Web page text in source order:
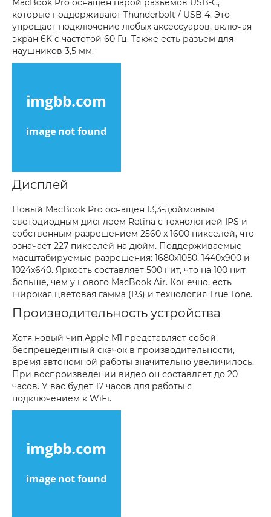
MacBook Pro оснащен парой разъемов USB-C,
которые поддерживают Thunderbolt / USB 4. Это
упрощает подключение любых аксессуаров, включая
экран 6K с частотой 60 Гц. Также есть разъем для
наушников 3,5 мм.
Дисплей
Новый MacBook Pro оснащен 13,3-дюймовым
светодиодным дисплеем Retina с технологией IPS и
собственным разрешением 2560 x 1600 пикселей, что
означает 227 пикселей на дюйм. Поддерживаемые
масштабируемые разрешения: 1680x1050, 1440x900 и
1024x640. Яркость составляет 500 нит, что на 100 нит
больше, чем у нового MacBook Air. Конечно, есть
широкая цветовая гамма (P3) и технология True Tone.
Производительность устройства
Хотя новый чип Apple M1 представляет собой
беспрецедентный скачок в производительности,
время автономной работы значительно увеличилось.
При воспроизведении видео он составляет до 20
часов. У вас будет 17 часов для работы с
подключением к WiFi.